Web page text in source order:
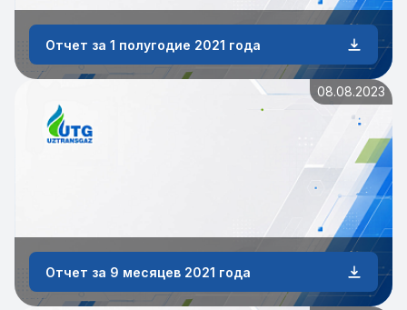
Отчет за 1 полугодие 2021 года
08.08.2023
Отчет за 9 месяцев 2021 года